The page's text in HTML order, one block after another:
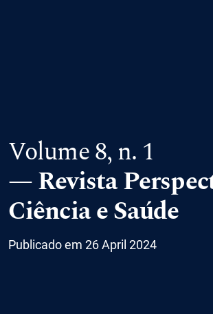
Volume 8,n. 1
Revista
Ciência e Saúde
Publicado em 26 April 2024